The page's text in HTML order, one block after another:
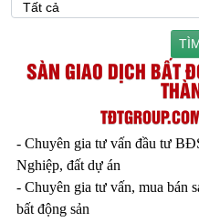
SÀN GIAO DỊCH BẤT
- Chuyên gia tư vấn đầu tư
Nghiệp, đất dự án
- Chuyên gia tư vấn, mua bán
bất động sản